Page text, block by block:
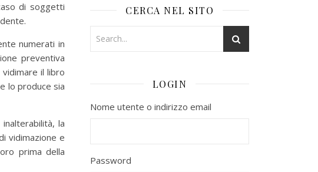
di soggetti
numerati in
preventiva
vidimare il libro
lo produce sia
la
vidimazione e
prima della
CERCA NEL SITO
LOGIN
Nome utente o indirizzo email
Password